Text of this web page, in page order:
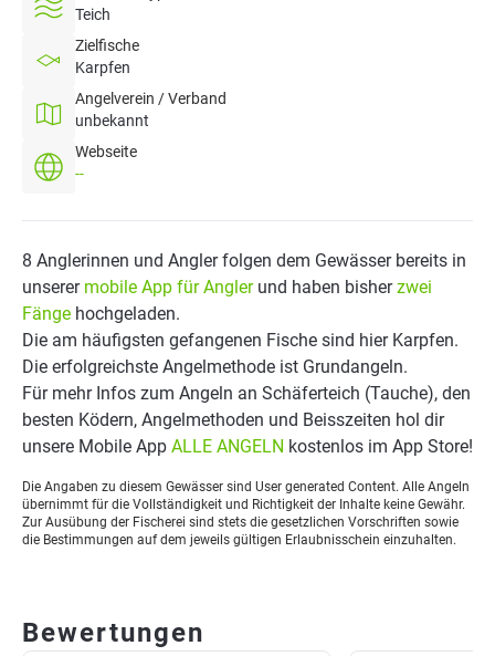
Teich
Zielfische
Karpfen
Angelverein / Verband
unbekannt
Webseite
--
8 Anglerinnen und Angler folgen dem Gewässer bereits in
unserer mobile App für Anglerund haben bisherzwei
Fänge hochgeladen.
Die am häufigsten gefangenen Fische sind hier Karpfen.
Die erfolgreichste Angelmethode ist Grundangeln.
Für mehr Infos zum Angeln an Schäferteich (Tauche), den
besten Ködern, Angelmethoden und Beisszeiten hol dir
unsere Mobile App ALLE ANGELN kostenlos im App Store!
Die Angaben zu diesem Gewässer sind User generated Content. Alle Angeln
übernimmt für die Vollständigkeit und Richtigkeit der Inhalte keine Gewähr.
Zur Ausübung der Fischerei sind stets die gesetzlichen Vorschriften sowie
die Bestimmungen auf dem jeweils gültigen Erlaubnisschein einzuhalten.
Bewertungen